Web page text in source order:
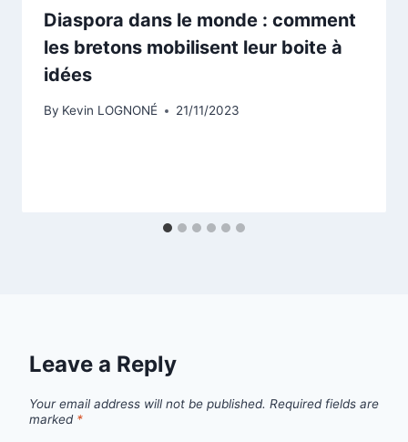
Diaspora dans le monde : comment
les bretons mobilisent leur boite à
idées
By Kevin LOGNONÉ 21/11/2023
Leave a Reply
Your email address will not be published. Required fields are
marked *